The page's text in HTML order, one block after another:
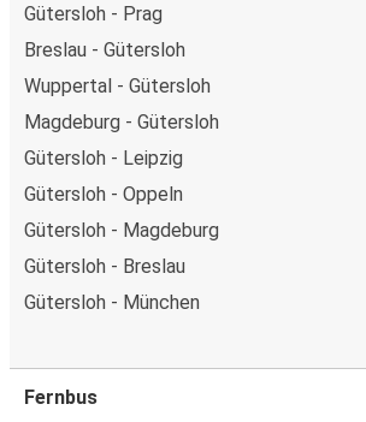
Gütersloh - Prag
Breslau - Gütersloh
Wuppertal - Gütersloh
Magdeburg - Gütersloh
Gütersloh - Leipzig
Gütersloh - Oppeln
Gütersloh - Magdeburg
Gütersloh - Breslau
Gütersloh - München
Fernbus